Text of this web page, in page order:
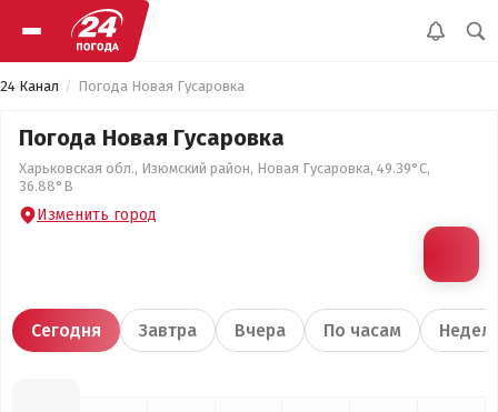
24 Канал Погода Новая Гусаровка
Погода Новая Гусаровка
Харьковская обл., Изюмский район, Новая Гусаровка, 49.39°С,
36.88°В
Изменить город
Сегодня Завтра Вчера По часам